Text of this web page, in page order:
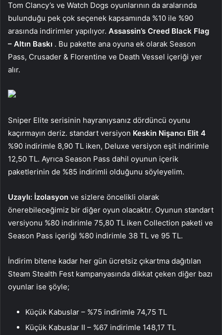
Tom Clancy’s ve Watch Dogs oyunlarının da aralarında
bulunduğu pek çok seçenek kapsamında %10 ile %90
arasında indirimler yapılıyor. Assassin’s Creed Black Flag
– Altın Baskı . Bu pakette ana oyuna ek olarak Season
Pass, Crusader & Florentine ve Death Vessel içeriği yer
alır.
Sniper Elite serisinin hayranıysanız dördüncü oyunu
kaçırmayın deriz. standart versiyon Keskin Nişancı Elit 4
%90 indirimle 8,90 TL iken, Deluxe versiyon eşit indirimle
12,50 TL. Ayrıca Season Pass dahil oyunun içerik
paketlerinin de %85 indirimli olduğunu söyleyelim.
Uzaylı: İzolasyon ve sizlere öncelikli olarak
önerebileceğimiz bir diğer oyun olacaktır. Oyunun standart
versiyonu %80 indirimle 75,80 TL iken Collection paketi ve
Season Pass içeriği %80 indirimle 38 TL ve 95 TL.
İndirim bitene kadar her gün ücretsiz çıkartma dağıtılan
Steam Stealth Fest kampanyasında dikkat çeken diğer bazı
oyunlar ise şöyle;
Küçük Kabuslar – %75 indirimle 74,75 TL
Küçük Kabuslar II – %67 indirimle 148,17 TL